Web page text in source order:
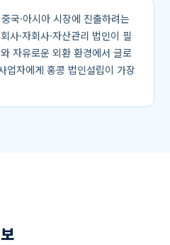
중국·아시아 시장에 진출하려는
사·자회사·자산관리 법인이 필
자유로운 외환 환경에서 글로
업자에게 홍콩 법인설립이 가장